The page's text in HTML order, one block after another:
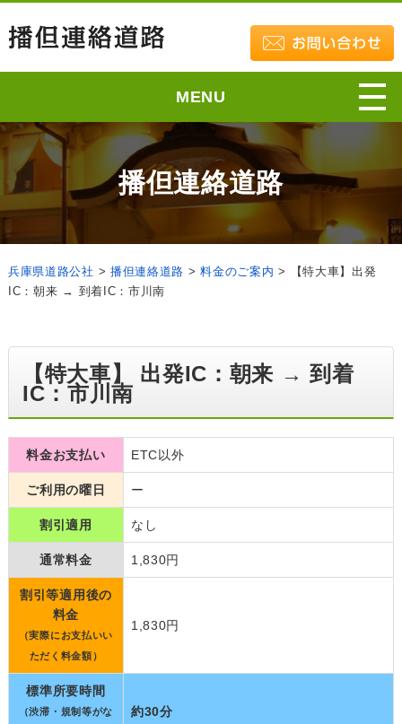
MENU
播但連絡道路
兵庫県道路公社 > 播但連絡道路 >料金のご案内 >
【特大車】出発
IC：朝来 → 到着IC：市川南
【特大車】 出発IC：朝来 → 到着
IC：市川南
料金お支払い ETC以外
ご利用の曜日 ー
割引適用 なし
通常料金 1,830円
割引等適用後の
料金
（実際にお支払いい
ただく料金額）
1,830円
標準所要時間
（渋滞・規制等がな
約30分